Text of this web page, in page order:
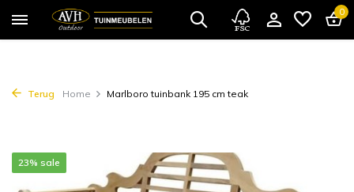
0
Terug Home Marlboro tuinbank 195 cm teak
23% sale